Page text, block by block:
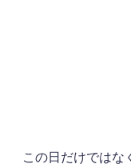
この日だけではな